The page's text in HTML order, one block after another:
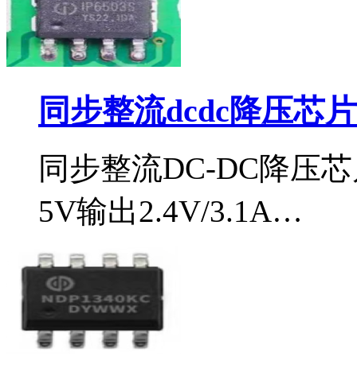
同步整流dcdc降压芯
同步整流DC-DC降压
5V输出2.4V/3.1A…